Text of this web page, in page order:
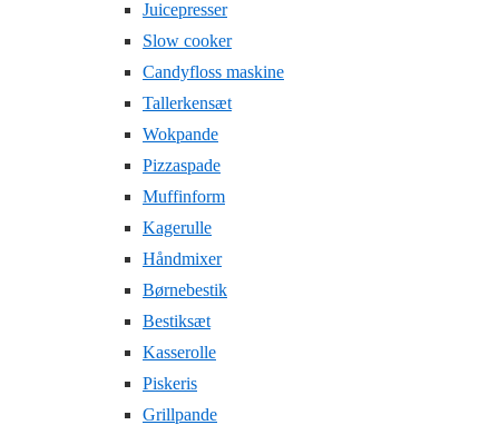
Juicepresser
Slow cooker
Candyfloss maskine
Tallerkensæt
Wokpande
Pizzaspade
Muffinform
Kagerulle
Håndmixer
Børnebestik
Bestiksæt
Kasserolle
Piskeris
Grillpande